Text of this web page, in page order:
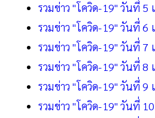
รวมข่าว "โควิด-19" วันที่ 5
รวมข่าว "โควิด-19" วันที่ 6
รวมข่าว "โควิด-19" วันที่ 7
รวมข่าว "โควิด-19" วันที่ 8
รวมข่าว "โควิด-19" วันที่ 9
รวมข่าว "โควิด-19" วันที่